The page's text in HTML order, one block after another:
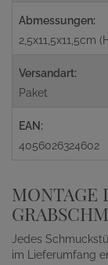
Abmessungen:
2,5x11,5x11,5cm
Versandart:
Paket
EAN:
4056026324602
MONTAGE
Jedes
im Lieferumfang